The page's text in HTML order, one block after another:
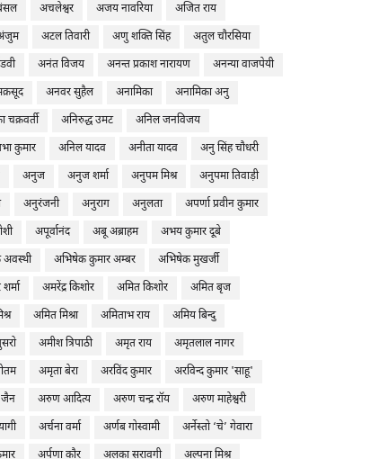
अचलेश्वर अजय नावरिया
अजित राय
अटल तिवारी अणु शक्ति सिंह
अतुल चौरसिया
अनंत विजय अनन्त प्रकाश नारायण
अनन्या वाजपेयी
अनवर सुहैल अनामिका
अनामिका अनु
चक्रवर्ती
अनिरुद्ध उमट
अनिल जनविजय
कुमार
अनिल यादव अनीता यादव
अनु सिंह चौधरी
अनुज अनुज शर्मा अनुपम मिश्र
अनुपमा तिवाड़ी
अनुरंजनी अनुराग अनुलता
अपर्णा प्रवीन कुमार
अपूर्वानंद अबू अब्राहम
अभय कुमार दूबे
अभिषेक कुमार अम्बर
अभिषेक मुखर्जी
अमरेंद्र किशोर अमित किशोर
अमित बृज
अमित मिश्रा अमिताभ राय
अमिय बिन्दु
अमीश त्रिपाठी अमृत राय
अमृतलाल नागर
अमृता बेरा अरविंद कुमार
अरविन्द कुमार 'साहू'
जैन
अरुण आदित्य अरुण चन्द्र रॉय
अरुण माहेश्वरी
अर्चना वर्मा अर्णब गोस्वामी
अर्नेस्तो ‘चे’ गेवारा
अर्पणा कौर अलका सरावगी अल्पना मिश्र